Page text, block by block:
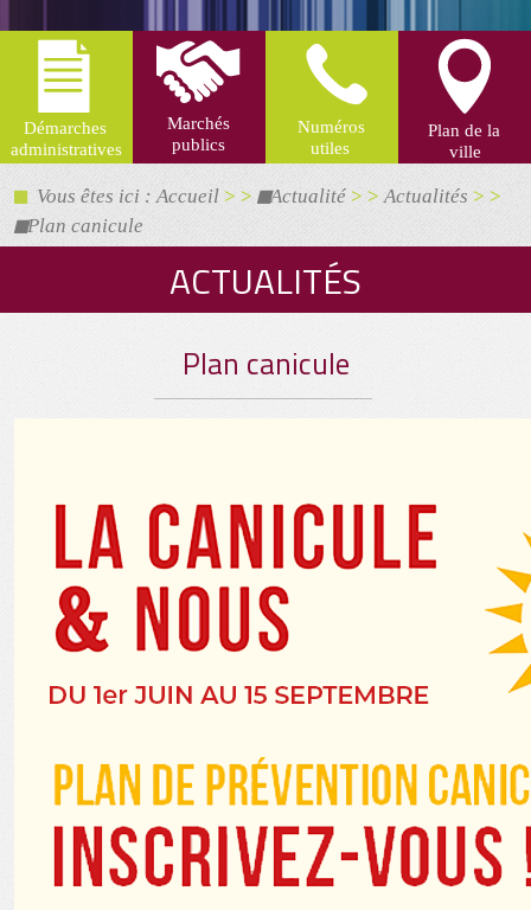
Vous êtes ici : Accueil > > Actualité > >Actualités > >
Plan canicule
ACTUALITÉS
Plan canicule